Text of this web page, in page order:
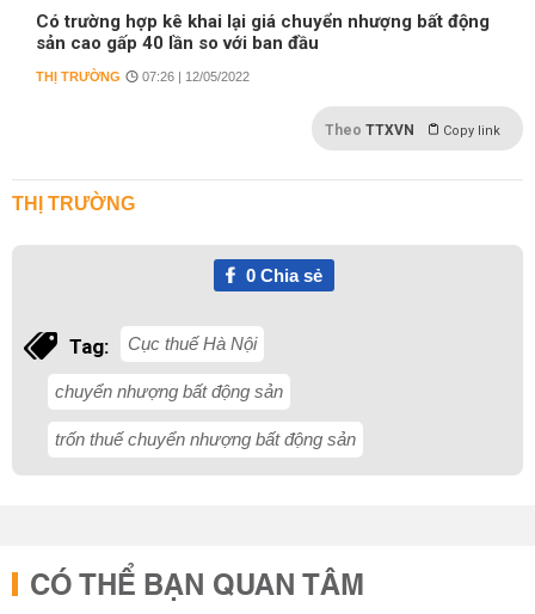
Có trường hợp kê khai lại giá chuyển nhượng bất động
sản cao gấp 40 lần so với ban đầu
THỊ TRƯỜNG 07:26 | 12/05/2022
Theo TTXVN Copy link
THỊ TRƯỜNG
0Chia sẻ
Tag: Cục thuế Hà Nội
chuyển nhượng bất động sản
trốn thuế chuyển nhượng bất động sản
CÓ THỂ BẠN QUAN TÂM